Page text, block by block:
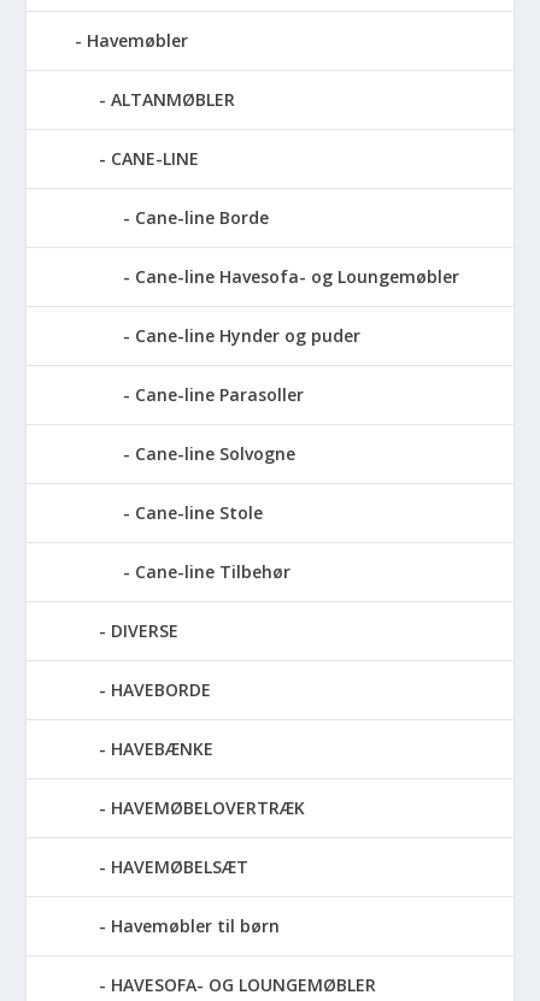
Havemøbler
ALTANMØBLER
CANE-LINE
Cane-line Borde
Cane-line Havesofa- og Loungemøbler
Cane-line Hynder og puder
Cane-line Parasoller
Cane-line Solvogne
Cane-line Stole
Cane-line Tilbehør
DIVERSE
HAVEBORDE
HAVEBÆNKE
HAVEMØBELOVERTRÆK
HAVEMØBELSÆT
Havemøbler til børn
HAVESOFA- OG LOUNGEMØBLER